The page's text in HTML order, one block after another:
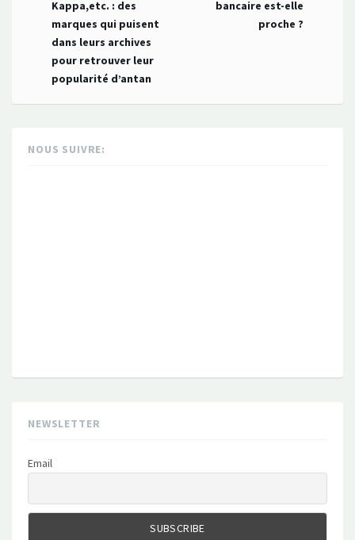
navigation
Kappa,etc. : des
marques qui puisent
dans leurs archives
pour retrouver leur
popularité d’antan
bancaire est-elle
proche ?
NOUS SUIVRE:
NEWSLETTER
Email